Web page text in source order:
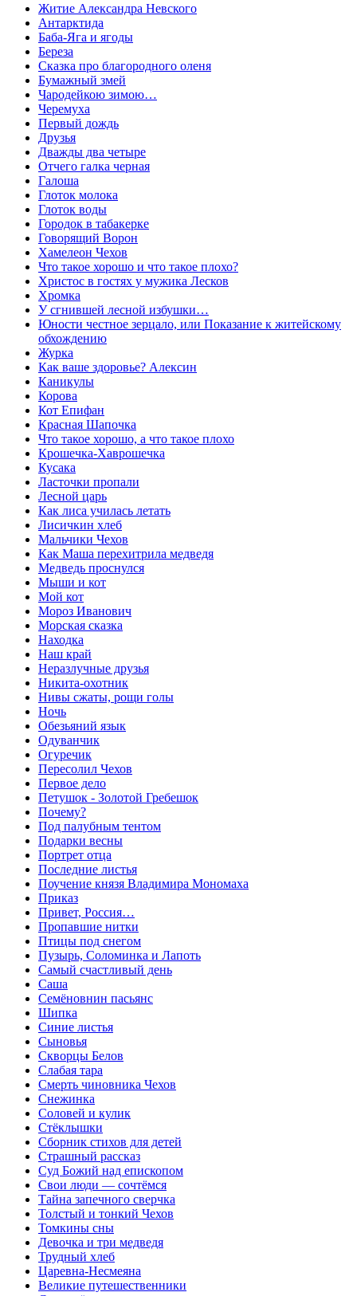
Житие Александра Невского
Антарктида
Баба-Яга и ягоды
Береза
Сказка про благородного оленя
Бумажный змей
Чародейкою зимою…
Черемуха
Первый дождь
Друзья
Дважды два четыре
Отчего галка черная
Галоша
Глоток молокa
Глоток воды
Городок в табакерке
Говорящий Ворон
Хамелеон Чехов
Что такое хорошо и что такое плохо?
Христос в гостях у мужика Лесков
Хромка
У сгнившей лесной избушки…
Юности честное зерцало, или Показание к житейскому
обхождению
Журка
Как ваше здоровье? Алексин
Каникулы
Корова
Кот Епифан
Красная Шапочка
Что такое хорошо, а что такое плохо
Крошечка-Хаврошечка
Кусака
Ласточки пропали
Лесной царь
Как лиса училась летать
Лисичкин хлеб
Мальчики Чехов
Как Маша перехитрила медведя
Медведь проснулся
Мыши и кот
Мой кот
Мороз Иванович
Морская сказка
Находка
Наш край
Неразлучные друзья
Никита-охотник
Нивы сжаты, рощи голы
Ночь
Обезьяний язык
Одуванчик
Огуречик
Пересолил Чехов
Первое дело
Петушок - Золотой Гребешок
Почему?
Под палубным тентом
Подарки весны
Портрет отца
Последние листья
Поучение князя Владимира Мономаха
Приказ
Привет, Россия…
Пропавшие нитки
Птицы под снегом
Пузырь, Соломинка и Лапоть
Самый счастливый день
Саша
Семёновнин пасьянс
Шипка
Синие листья
Сыновья
Скворцы Белов
Слабая тара
Смерть чиновника Чехов
Снежинка
Соловей и кулик
Стёклышки
Сборник стихов для детей
Страшный рассказ
Суд Божий над епископом
Свои люди — сочтёмся
Тайна запечного сверчка
Толстый и тонкий Чехов
Томкины сны
Девочка и три медведя
Трудный хлеб
Царевна-Несмеяна
Великие путешественники